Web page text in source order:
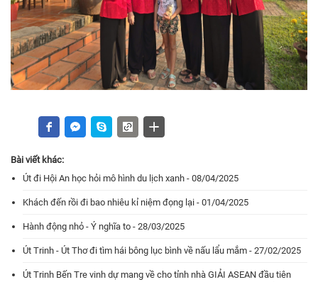
Bài viết khác:
Út đi Hội An học hỏi mô hình du lịch xanh - 08/04/2025
Khách đến rồi đi bao nhiêu kỉ niệm đọng lại - 01/04/2025
Hành động nhỏ - Ý nghĩa to - 28/03/2025
Út Trinh - Út Thơ đi tìm hái bông lục bình về nấu lẩu mắm - 27/02/2025
Út Trinh Bến Tre vinh dự mang về cho tỉnh nhà GIẢI ASEAN đầu tiên